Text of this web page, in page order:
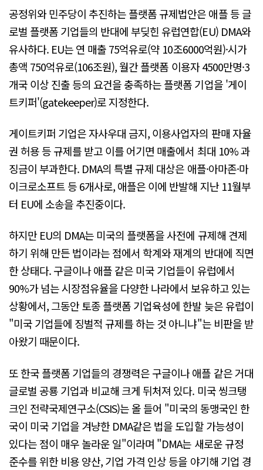
공정위와 민주당이 추진하는 플랫폼 규제법안은 애플 등 글
로벌 플랫폼 기업들의 반대에 부딪힌 유럽연합(EU) DMA와
유사하다. EU는 연 매출 75억유로(약 10조6000억원)·시가
총액 750억유로(106조원), 월간 플랫폼 이용자 4500만명·3
개국 이상 진출 등의 요건을 충족하는 플랫폼 기업을 '게이
트키퍼'(gatekeeper)로 지정한다.
게이트키퍼 기업은 자사우대 금지, 이용사업자의 판매 자율
권 허용 등 규제를 받고 이를 어기면 매출에서 최대 10% 과
징금이 부과한다. DMA의 특별 규제 대상은 애플·아마존·마
이크로소프트 등 6개사로, 애플은 이에 반발해 지난 11월부
터 EU에 소송을 추진중이다.
하지만 EU의 DMA는 미국의 플랫폼을 사전에 규제해 견제
하기 위해 만든 법이라는 점에서 학계와 재계의 반대에 직면
한 상태다. 구글이나 애플 같은 미국 기업들이 유럽에서
90%가 넘는 시장점유율을 다양한 나라에서 보유하고 있는
상황에서, 그동안 토종 플랫폼 기업육성에 한발 늦은 유럽이
"미국 기업들에 징벌적 규제를 하는 것 아니냐"는 비판을 받
아왔기 때문이다.
또 한국 플랫폼 기업들의 경쟁력은 구글이나 애플 같은 거대
글로벌 공룡 기업과 비교해 크게 뒤처져 있다. 미국 씽크탱
크인 전략국제연구소(CSIS)는 올 들어 "미국의 동맹국인 한
국이 미국 기업을 겨냥한 DMA같은 법을 도입할 가능성이
있다는 점이 매우 놀라운 일"이라며 "DMA는 새로운 규정
준수를 위한 비용 양산, 기업 가격 인상 등을 야기해 기업 경